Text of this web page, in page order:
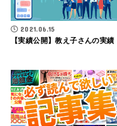
2021.06.15
【実績公開】教え子さんの実績